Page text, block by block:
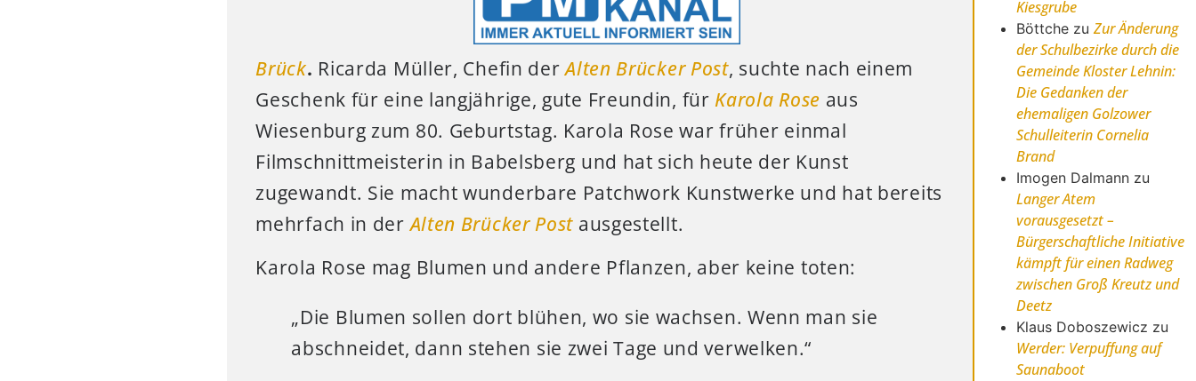
Brück. Ricarda Müller, Chefin derAlten Brücker Post, suchte nach einem
Geschenk für eine langjährige, gute Freundin, für Karola Rose aus
Wiesenburg zum 80. Geburtstag. Karola Rose war früher einmal
Filmschnittmeisterin in Babelsberg und hat sich heute der Kunst
zugewandt. Sie macht wunderbare Patchwork Kunstwerke und hat bereits
mehrfach in derAlten Brücker Post ausgestellt.
Karola Rose mag Blumen und andere Pflanzen, aber keine toten:
„Die Blumen sollen dort blühen, wo sie wachsen. Wenn man sie
abschneidet, dann stehen sie zwei Tage und verwelken.“
Kiesgrube
Böttche zuZur Änderung
der Schulbezirke durch die
Gemeinde Kloster Lehnin:
Die Gedanken der
ehemaligen Golzower
Schulleiterin Cornelia
Brand
Imogen Dalmann zu
Langer Atem
vorausgesetzt –
Bürgerschaftliche Initiative
kämpft für einen Radweg
zwischen Groß Kreutz und
Deetz
Klaus Doboszewicz zu
Werder: Verpuffung auf
Saunaboot